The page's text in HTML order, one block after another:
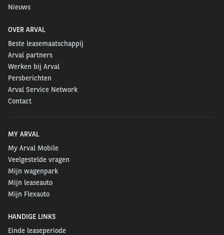
Nieuws
OVER ARVAL
Beste leasemaatschappij
Arval partners
Werken bij Arval
Persberichten
Arval Service Network
Contact
MY ARVAL
My Arval Mobile
Veelgestelde vragen
Mijn wagenpark
Mijn leaseauto
Mijn Flexauto
HANDIGE LINKS
Einde leaseperiode